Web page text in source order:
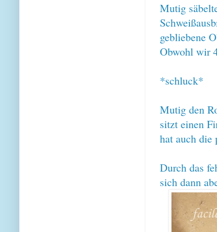
Mutig
gebliebene
Obwohl wir
*schluck*
Mutig den
sitzt einen
hat auch die
Durch das
sich dann